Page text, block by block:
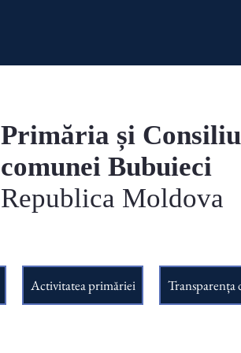
Primăria și
comunei Bubuieci
Republica Moldova
Activitatea primăriei Transparența